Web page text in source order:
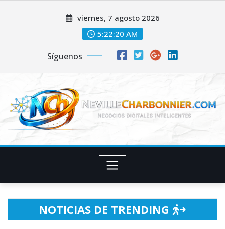
viernes, 7 agosto 2026
5:22:21 AM
Síguenos
NOTICIAS DE TRENDING